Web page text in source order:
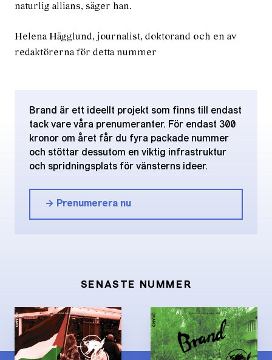
naturlig allians, säger han.
Helena Hägglund, journalist, doktorand och en av
redaktörerna för detta nummer
Brand är ett ideellt projekt som finns till endast
tack vare våra prenumeranter. För endast 300
kronor om året får du fyra packade nummer
och stöttar dessutom en viktig infrastruktur
och spridningsplats för vänsterns ideer.
→ Prenumerera nu
SENASTE NUMMER